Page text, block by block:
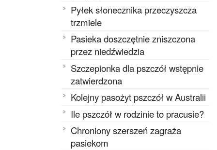
Pyłek słonecznika przeczyszcza
trzmiele
Pasieka doszczętnie zniszczona
przez niedźwiedzia
Szczepionka dla pszczół wstępnie
zatwierdzona
Kolejny pasożyt pszczół w Australii
Ile pszczół w rodzinie to pracusie?
Chroniony szerszeń zagraża
pasiekom